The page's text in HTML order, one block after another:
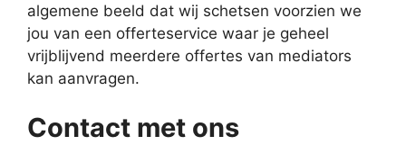
algemene beeld dat wij schetsen voorzien we
jou van een offerteservice waar je geheel
vrijblijvend meerdere offertes van mediators
kan aanvragen.
Contact met ons